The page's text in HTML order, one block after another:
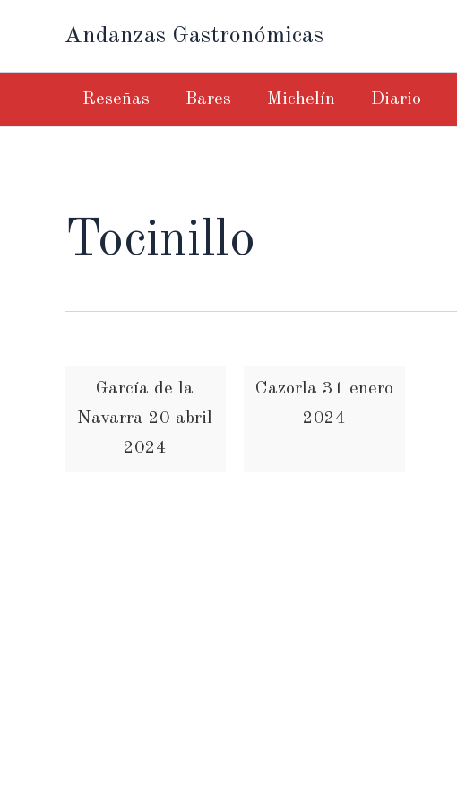
contenido
Andanzas Gastronómicas
Reseñas Bares Michelín Diario
Tocinillo
García de la
Navarra 20 abril
2024
Cazorla 31 enero
2024